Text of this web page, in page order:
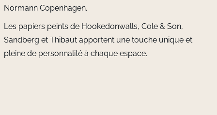
Normann Copenhagen.
Les papiers peints de Hookedonwalls, Cole & Son,
Sandberg et Thibaut apportent une touche unique et
pleine de personnalité à chaque espace.